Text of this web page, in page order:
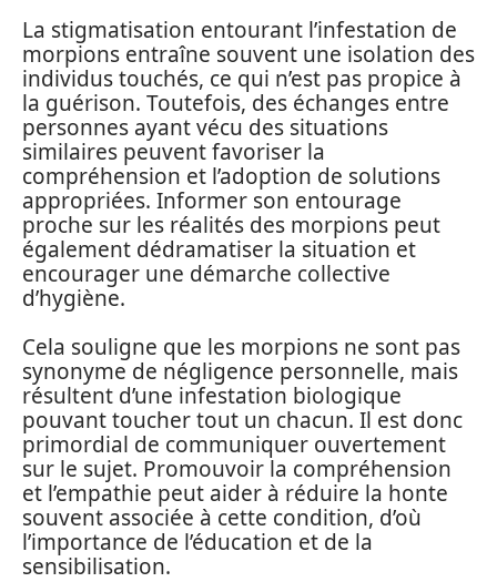
La stigmatisation entourant l’infestation de
morpions entraîne souvent une isolation des
individus touchés, ce qui n’est pas propice à
la guérison. Toutefois, des échanges entre
personnes ayant vécu des situations
similaires peuvent favoriser la
compréhension et l’adoption de solutions
appropriées. Informer son entourage
proche sur les réalités des morpions peut
également dédramatiser la situation et
encourager une démarche collective
d’hygiène.
Cela souligne que les morpions ne sont pas
synonyme de négligence personnelle, mais
résultent d’une infestation biologique
pouvant toucher tout un chacun. Il est donc
primordial de communiquer ouvertement
sur le sujet. Promouvoir la compréhension
et l’empathie peut aider à réduire la honte
souvent associée à cette condition, d’où
l’importance de l’éducation et de la
sensibilisation.